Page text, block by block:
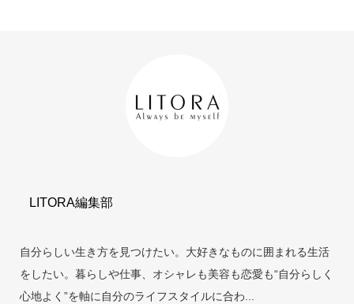
LITORA編集部
自分らしい生き方を見つけたい。大好きなものに囲まれる生活
をしたい。暮らしや仕事、オシャレも美容も恋愛も“自分らしく
心地よく”を軸に自分のライフスタイルに合わ...